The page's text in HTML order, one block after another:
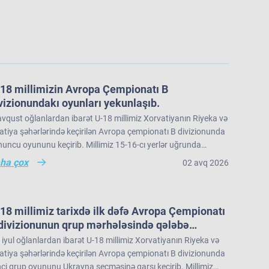
millimizin Avropa Çempionatı B
oyunları yekunlaşıb.
oğlanlardan ibarət U-18 millimiz Xorvatiyanın Riyeka və
şəhərlərində keçirilən Avropa çempionatı B divizionunda
oyununu keçirib. Millimiz 15-16-cı yerlər uğrunda
İslandiya seçməsinə 73:91 hesabı ilə məğlub olub və
çempionatı B divizionunu 22 komanda arasında 16-cı
çox 02 avq 2026
millimiz tarixdə ilk dəfə Avropa Çempionatı
qrup mərhələsində qələbə
iyul oğlanlardan ibarət U-18 millimiz Xorvatiyanın Riyeka və
şəhərlərində keçirilən Avropa çempionatı B divizionunda
qrup oyununu Ukrayna seçməsinə qarşı keçirib. Millimiz